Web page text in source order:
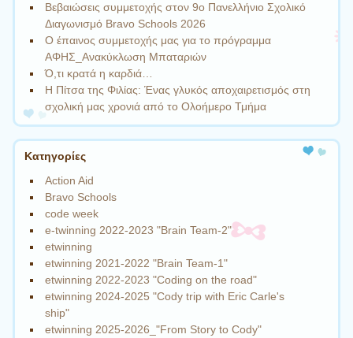
Βεβαιώσεις συμμετοχής στον 9ο Πανελλήνιο Σχολικό
Διαγωνισμό Bravo Schools 2026
Ο έπαινος συμμετοχής μας για το πρόγραμμα
ΑΦΗΣ_Ανακύκλωση Μπαταριών
Ό,τι κρατά η καρδιά…
Η Πίτσα της Φιλίας: Ένας γλυκός αποχαιρετισμός στη
σχολική μας χρονιά από το Ολοήμερο Τμήμα
Kατηγορίες
Action Aid
Bravo Schools
code week
e-twinning 2022-2023 "Brain Team-2"
etwinning
etwinning 2021-2022 "Brain Team-1"
etwinning 2022-2023 "Coding on the road"
etwinning 2024-2025 "Cody trip with Eric Carle's
ship"
etwinning 2025-2026_"From Story to Cody"